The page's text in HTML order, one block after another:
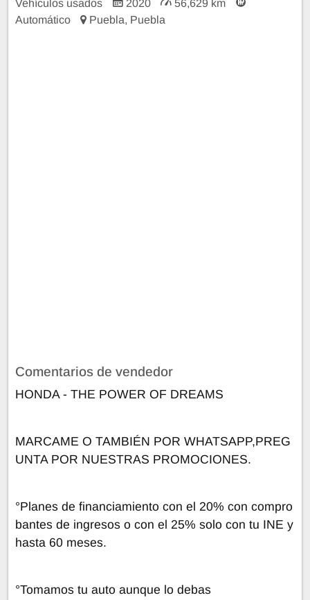
Vehículos usados 2020
56,629 km
Automático
Puebla, Puebla
Comentarios de vendedor
HONDA - THE POWER OF DREAMS
MARCAME O TAMBIÉN POR WHATSAPP,PREG
UNTA POR NUESTRAS PROMOCIONES.
°Planes de financiamiento con el 20% con compro
bantes de ingresos o con el 25% solo con tu INE y
hasta 60 meses.
°Tomamos tu auto aunque lo debas